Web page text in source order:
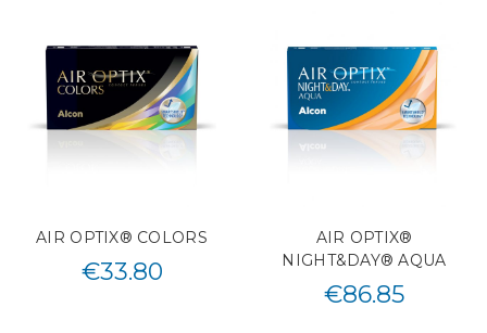
AIR OPTIX® COLORS
€33.80
AIR OPTIX®
NIGHT&DAY® AQUA
€86.85